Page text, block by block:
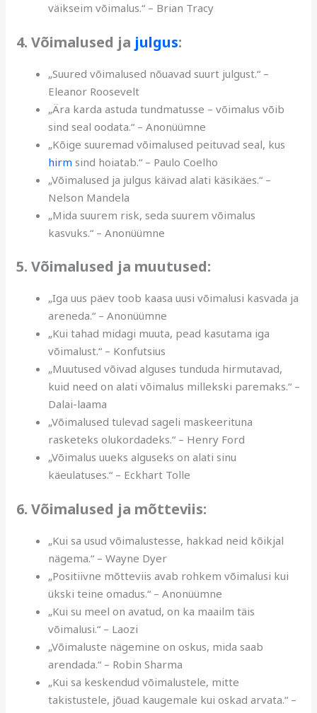
väikseim võimalus.“ – Brian Tracy
4. Võimalused ja julgus:
„Suured võimalused nõuavad suurt julgust.“ –
Eleanor Roosevelt
„Ära karda astuda tundmatusse – võimalus võib
sind seal oodata.“ – Anonüümne
„Kõige suuremad võimalused peituvad seal, kus
hirm sind hoiatab.“ – Paulo Coelho
„Võimalused ja julgus käivad alati käsikäes.“ –
Nelson Mandela
„Mida suurem risk, seda suurem võimalus
kasvuks.“ – Anonüümne
5. Võimalused ja muutused:
„Iga uus päev toob kaasa uusi võimalusi kasvada ja
areneda.“ – Anonüümne
„Kui tahad midagi muuta, pead kasutama iga
võimalust.“ – Konfutsius
„Muutused võivad alguses tunduda hirmutavad,
kuid need on alati võimalus millekski paremaks.“ –
Dalai-laama
„Võimalused tulevad sageli maskeerituna
rasketeks olukordadeks.“ – Henry Ford
„Võimalus uueks alguseks on alati sinu
käeulatuses.“ – Eckhart Tolle
6. Võimalused ja mõtteviis:
„Kui sa usud võimalustesse, hakkad neid kõikjal
nägema.“ – Wayne Dyer
„Positiivne mõtteviis avab rohkem võimalusi kui
ükski teine omadus.“ – Anonüümne
„Kui su meel on avatud, on ka maailm täis
võimalusi.“ – Laozi
„Võimaluste nägemine on oskus, mida saab
arendada.“ – Robin Sharma
„Kui sa keskendud võimalustele, mitte
takistustele, jõuad kaugemale kui oskad arvata.“ –